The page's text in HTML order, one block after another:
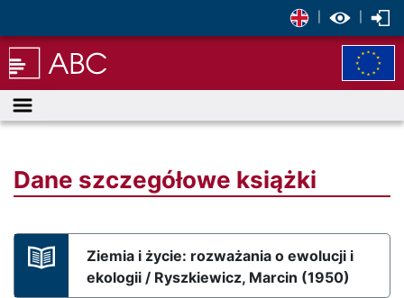
Menu
Dane szczegółowe książki
Ziemia i życie: rozważania o ewolucji i
ekologii / Ryszkiewicz, Marcin (1950)